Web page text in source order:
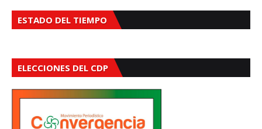
ESTADO DEL TIEMPO
ELECCIONES DEL CDP